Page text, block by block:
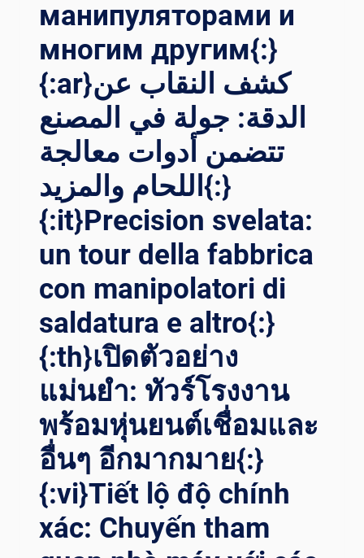
RU}РЕ
ВОЛЮЦИЯ В
ЭФ
ФЕКТИВНОСТИ СВ
АРКИ: ЭК
СКУРСИЯ ПО
ЗА
УЧ
АСТИЕМ СВ
АРОЧНЫХ ВР
АЩАТЕЛЕЙ И
МН
ОГОГО ДР
AR}إح
ورة ف
ي ك
فاءة ا
للحام: ج
ولة ف
ي ا
لمصنع ت
تضمن د
للحام و
المزيد{:}{:
IT}RIVOLUZIONA L’
EFFICIENZA DE
манипуляторами и
многим другим{:}
{:ar}كشف النقاب عن
الدقة: جولة في المصنع
تتضمن أدوات معالجة
اللحام والمزيد{:}
{:it}Precision svelata:
un tour della fabbrica
con manipolatori di
saldatura e altro{:}
{:th}เปิดตัวอย่าง
แม่นยำ: ทัวร์โรงงาน
พร้อมหุ่นยนต์เชื่อมและ
อื่นๆ อีกมากมาย{:}
{:vi}Tiết lộ độ chính
xác: Chuyến tham